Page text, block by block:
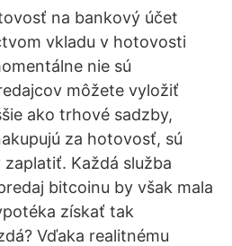
na bankový účet
vkladu v hotovosti
nie sú
môžete vyložiť
ako trhové sadzby,
za hotovosť, sú
Každá služba
bitcoinu by však mala
získať tak
Vďaka realitnému